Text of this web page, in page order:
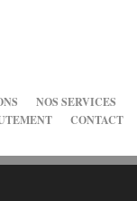
NOS SERVICES
CONTACT